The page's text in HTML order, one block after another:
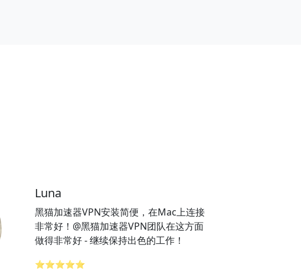
Luna
黑猫加速器VPN安装简便，在Mac上连接
非常好！@黑猫加速器VPN团队在这方面
做得非常好 - 继续保持出色的工作！
⭐⭐⭐⭐⭐